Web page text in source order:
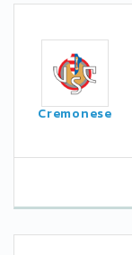
Cremonese